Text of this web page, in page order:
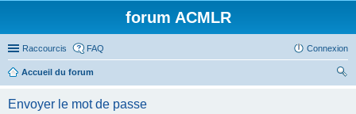
forum ACMLR
Raccourcis FAQ Connexion
Accueil du forum
Envoyer le mot de passe